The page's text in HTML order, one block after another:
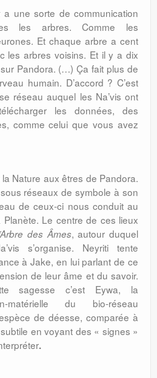
a une sorte de communication
les arbres. Comme les
Et chaque arbre a cent
les arbres voisins. Et il y a dix
sur Pandora. (…) Ça fait plus de
humain. D’accord ? C’est
réseau auquel les Na’vis ont
les données, des
comme celui que vous avez
Nature aux êtres de Pandora.
réseaux de symbole à son
de ceux-ci nous conduit au
Le centre de ces lieux
des Âmes, autour duquel
s’organise. Neyriti tente
à Jake, en lui parlant de ce
de leur âme et du savoir.
sagesse c’est Eywa, la
matérielle du bio-réseau
de déesse, comparée à
en voyant des « signes »
.